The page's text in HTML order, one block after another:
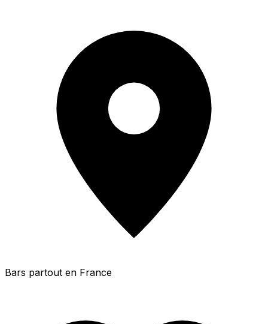
Bars partout en France